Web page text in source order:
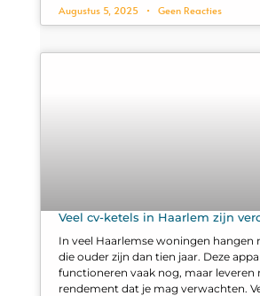
Augustus 5, 2025 Geen Reacties
Veel cv-ketels in Haarlem zijn
In veel Haarlemse woningen hangen
die ouder zijn dan tien jaar. Deze
functioneren vaak nog, maar leveren
rendement dat je mag verwachten.